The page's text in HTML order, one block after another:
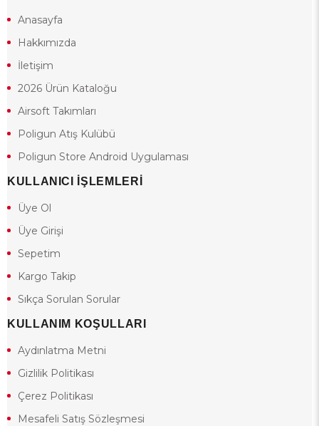
Anasayfa
Hakkımızda
İletişim
2026 Ürün Kataloğu
Airsoft Takımları
Poligun Atış Kulübü
Poligun Store Android Uygulaması
KULLANICI İŞLEMLERİ
Üye Ol
Üye Girişi
Sepetim
Kargo Takip
Sıkça Sorulan Sorular
KULLANIM KOŞULLARI
Aydınlatma Metni
Gizlilik Politikası
Çerez Politikası
Mesafeli Satış Sözleşmesi